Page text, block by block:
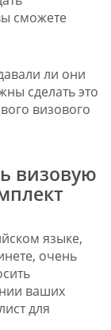
сможете
ли они
сделать это
визового
визовую
языке,
очень
ваших
для